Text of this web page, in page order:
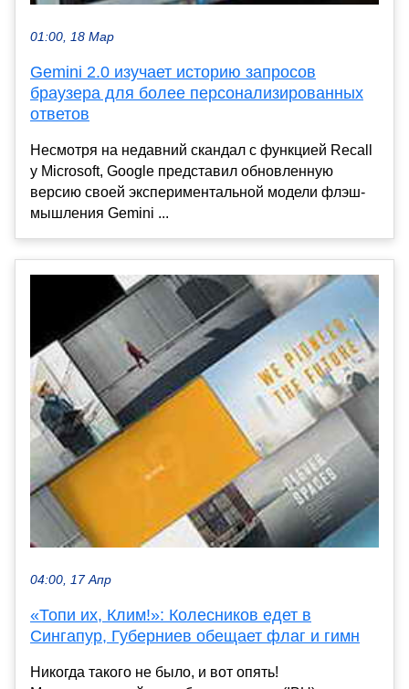
01:00, 18 Мар
Gemini 2.0 изучает историю запросов
браузера для более персонализированных
ответов
Несмотря на недавний скандал с функцией Recall
у Microsoft, Google представил обновленную
версию своей экспериментальной модели флэш-
мышления Gemini ...
04:00, 17 Апр
«Топи их, Клим!»: Колесников едет в
Сингапур, Губерниев обещает флаг и гимн
Никогда такого не было, и вот опять!